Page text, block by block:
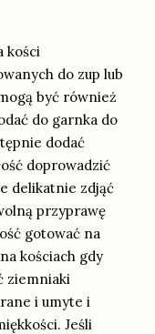
kości
do zup lub
być również
do garnka do
dodać
doprowadzić
delikatnie zdjąć
przyprawę
gotować na
kościach gdy
ziemniaki
i umyte i
Jeśli